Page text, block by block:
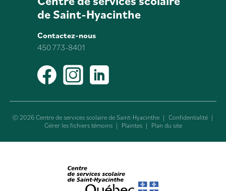
de Saint-Hyacinthe
Contactez-nous
450 773-8401
Facebook
Instagram
LinkedIn
© 2026 Centre de services scolaire de Saint-Hyacinthe | Confidentialité |
Gérer les fichiers témoins | Plaintes | Plan du site